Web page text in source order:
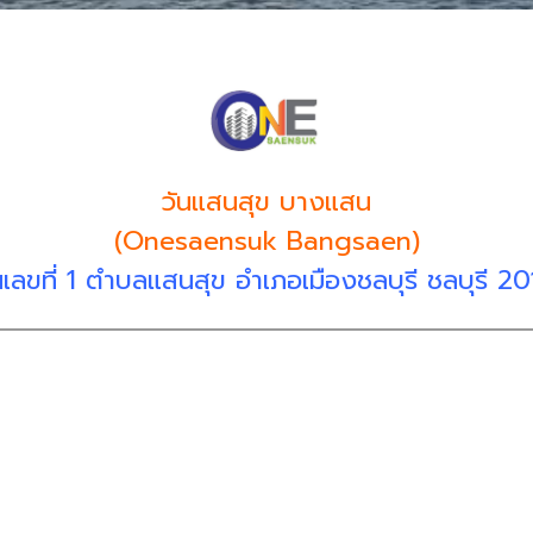
วันแสนสุข บางแสน
(Onesaensuk Bangsaen)
ลขที่ 1 ตำบลแสนสุข อำเภอเมืองชลบุรี ชลบุรี